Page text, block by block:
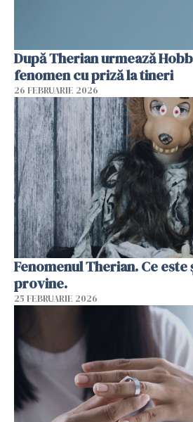
După Therian urmează
fenomen cu priză la tineri
26 FEBRUARIE 2026
Fenomenul Therian. Ce este
provine.
25 FEBRUARIE 2026